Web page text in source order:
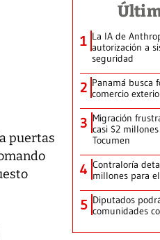
puertas
1 La IA de
autorización a
seguridad
2 Panamá busca
comercio
3 Migración
casi $2
Tocumen
4 Contraloría
millones para
5 Diputados
comunidades